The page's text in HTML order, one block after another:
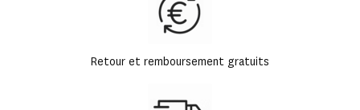
Retour et remboursement gratuits